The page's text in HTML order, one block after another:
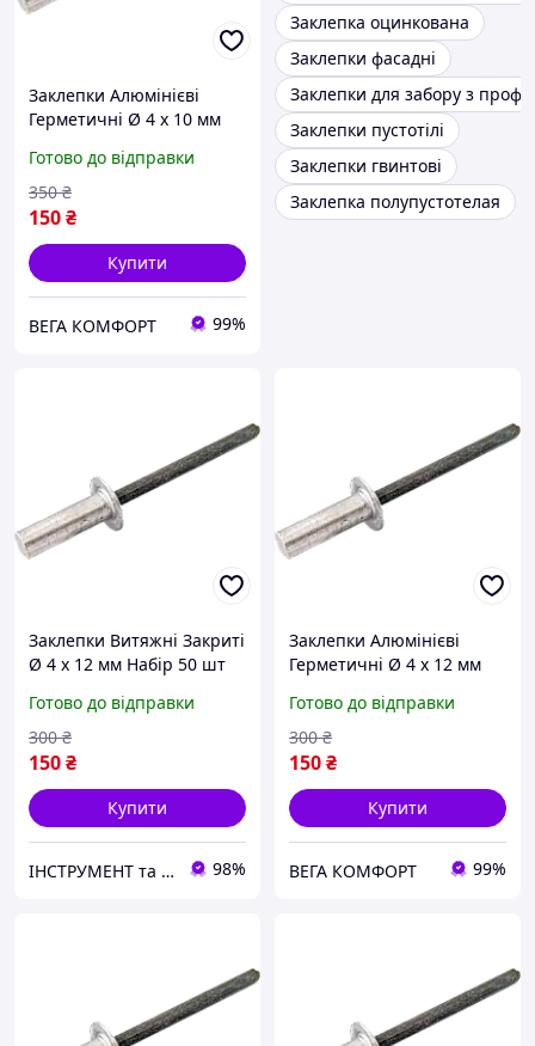
Заклепки Алюмінієві
Герметичні Ø 4 х 10 мм
Готово до відправки
150₴
350 ₴
Купити
ВЕГА КОМФОРТ 99%
Заклепка оцинкована
Заклепки фасадні
Заклепки для забору з
Заклепки пустотілі
Заклепки гвинтові
Заклепка полупустотелая
Заклепки Витяжні Закриті
Ø 4 х 12 мм Набір 50 шт
Готово до відправки
150₴
300 ₴
Купити
ІНСТРУМЕНТ та МЕТИЗИ 98%
Заклепки Алюмінієві
Герметичні Ø 4 х 12 мм
Готово до відправки
150₴
300 ₴
Купити
ВЕГА КОМФОРТ 99%